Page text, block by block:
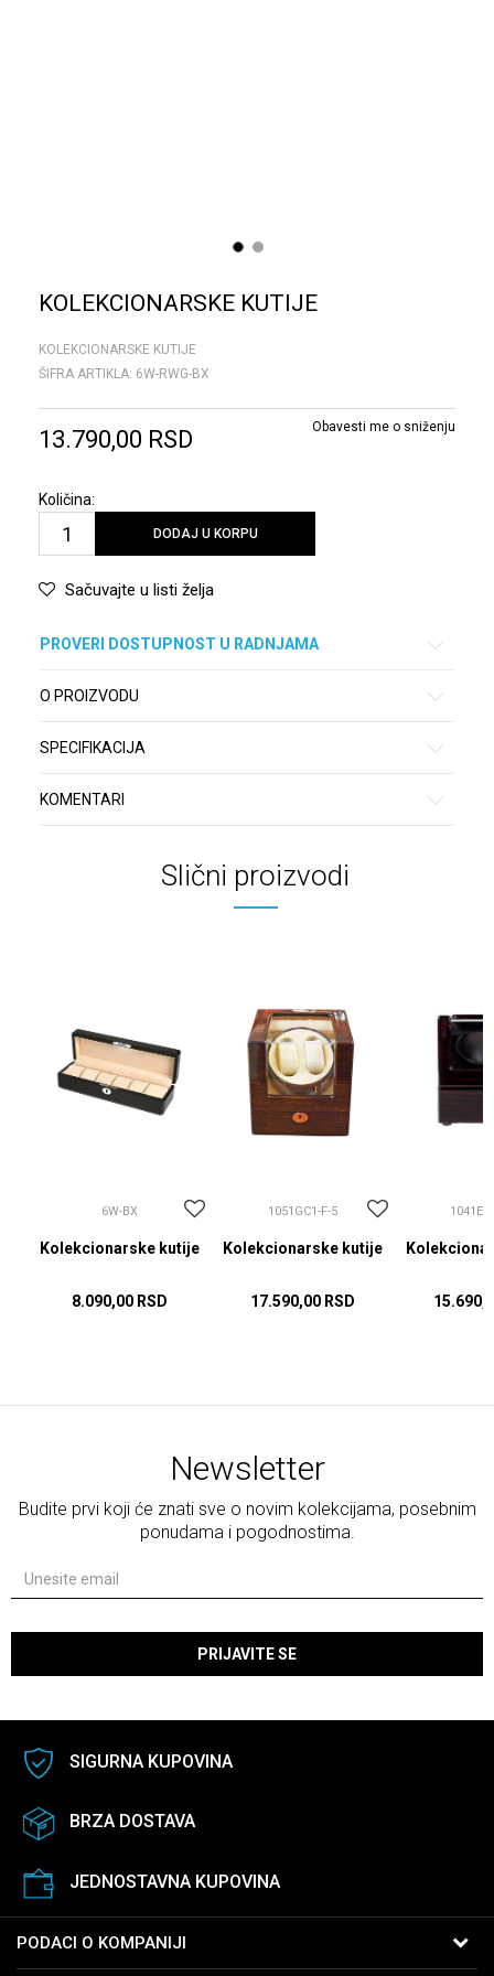
1 2
KOLEKCIONARSKE KUTIJE
KOLEKCIONARSKE KUTIJE
ŠIFRA ARTIKLA: 6W-RWG-BX
13.790,00 RSD Obavesti me o sniženju
Količina:
DODAJ U KORPU
Sačuvajte u listi želja
PROVERI DOSTUPNOST U RADNJAMA
O PROIZVODU
SPECIFIKACIJA
KOMENTARI
Slični proizvodi
6W-BX
Kolekcionarske kutije
8.090,00 RSD
1051GC1-F-5
Kolekcionarske kutije
17.590,00 RSD
Newsletter
Budite prvi koji će znati sve o novim kolekcijama, posebnim
ponudama i pogodnostima.
PRIJAVITE SE
SIGURNA KUPOVINA
BRZA DOSTAVA
JEDNOSTAVNA KUPOVINA
PODACI O KOMPANIJI